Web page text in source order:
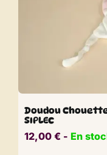
Doudou
SIPLEC
12,00 € ​​ - En